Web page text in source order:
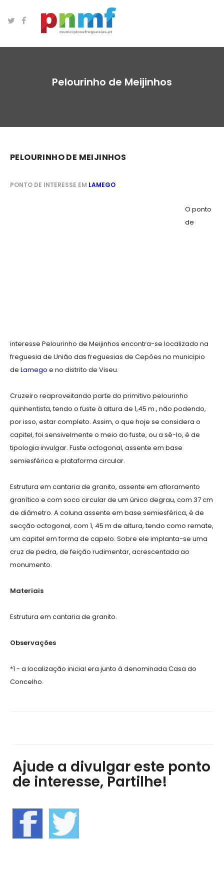
Pelourinho de Meijinhos
PELOURINHO DE MEIJINHOS
PONTO DE INTERESSE EM LAMEGO
O ponto
de
interesse Pelourinho de Meijinhos encontra-se localizado na
freguesia de União das freguesias de Cepões no municipio
de Lamego e no distrito de Viseu.
Cruzeiro reaproveitando parte do primitivo pelourinho
quinhentista, tendo o fuste à altura de 1,45 m., não podendo,
por isso, estar completo. Assim, o que hoje se considera o
capitel, foi sensivelmente o meio do fuste, ou a sê-lo, é de
tipologia invulgar. Fuste octogonal, assente em base
semiesférica e plataforma circular.
Estrutura em cantaria de granito, assente em afloramento
granítico e com soco circular de um único degrau, com 37 cm
de diâmetro. A coluna assente em base semiesférica, é de
secção octogonal, com 1, 45 m de altura, tendo como remate,
um capitel em forma de capelo. Sobre ele implanta-se uma
cruz de pedra, de feição rudimentar, acrescentada ao
monumento.
Materiais
Estrutura em cantaria de granito.
Observações
*1 - a localização inicial era junto à denominada Casa do
Concelho.
Ajude a divulgar este ponto
de interesse, Partilhe!